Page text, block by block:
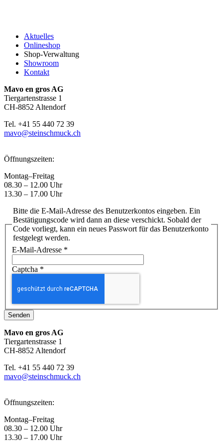
Aktuelles
Onlineshop
Shop-Verwaltung
Showroom
Kontakt
Mavo en gros AG
Tiergartenstrasse 1
CH-8852 Altendorf
Tel. +41 55 440 72 39
mavo@steinschmuck.ch
Öffnungszeiten:
Montag–Freitag
08.30 – 12.00 Uhr
13.30 – 17.00 Uhr
Bitte die E-Mail-Adresse des Benutzerkontos eingeben. Ein
Bestätigungscode wird dann an diese verschickt. Sobald der
Code vorliegt, kann ein neues Passwort für das Benutzerkonto
festgelegt werden.
E-Mail-Adresse *
Captcha *
Senden
Mavo en gros AG
Tiergartenstrasse 1
CH-8852 Altendorf
Tel. +41 55 440 72 39
mavo@steinschmuck.ch
Öffnungszeiten:
Montag–Freitag
08.30 – 12.00 Uhr
13.30 – 17.00 Uhr